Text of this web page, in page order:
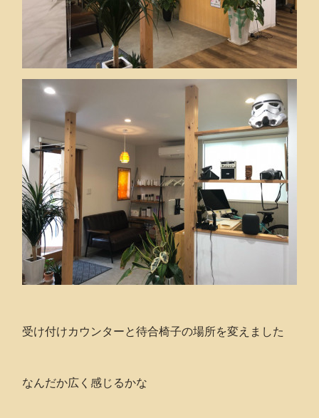
受け付けカウンターと待合椅子の場所を変えました
なんだか広く感じるかな